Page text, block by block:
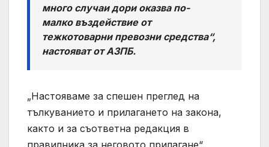
много случаи дори оказва по-
малко въздействие от
тежкотоварни превозни средства“,
настояват от АЗПБ.
„Настояваме за спешен преглед на
тълкуванието и прилагането на закона,
както и за съответна редакция в
правилника за неговото прилагане“,